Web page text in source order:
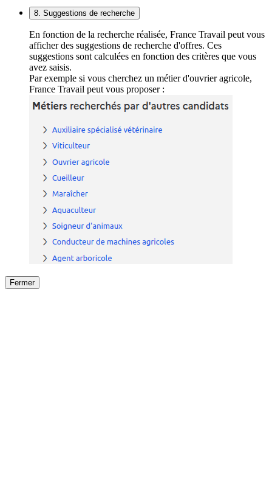
8. Suggestions de recherche
En fonction de la recherche réalisée, France Travail peut vous
afficher des suggestions de recherche d'offres. Ces
suggestions sont calculées en fonction des critères que vous
avez saisis.
Par exemple si vous cherchez un métier d'ouvrier agricole,
France Travail peut vous proposer :
Fermer